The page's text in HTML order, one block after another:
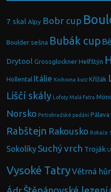
7 skal Alpy Bobr cup
Boulder sešna Bubák cup
Drytool Grossglockner Helfštýn
Hollental Itálie Knihovna kurz Křížák
Liščí skály Lofoty Malá Fatra
Norsko Petrohradské padání Pálava
Rabštejn Rakousko Roháče
Sokolíky Suchý vrch Troják
Vysoké TatryVětrná